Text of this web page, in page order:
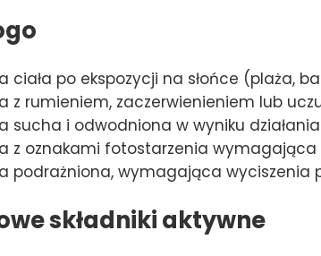
ciała po ekspozycji na słońce (plaża,
z rumieniem, zaczerwienieniem lub
sucha i odwodniona w wyniku
z oznakami fotostarzenia
podrażniona, wymagająca wyciszenia
składniki aktywne